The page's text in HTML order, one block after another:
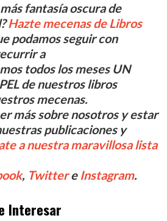
fantasía oscura de
Hazte mecenas de Libros
podamos seguir con
a
todos los meses UN
de nuestros libros
mecenas.
más sobre nosotros y estar
publicaciones y
a nuestra maravillosa lista
, Twittere Instagram.
Interesar